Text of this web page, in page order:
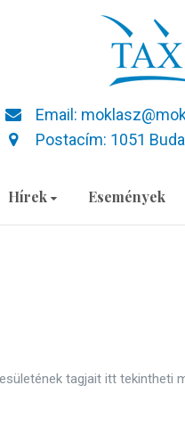
Email:
Postacím: 1051
Hírek Események
tagjait itt tekintheti